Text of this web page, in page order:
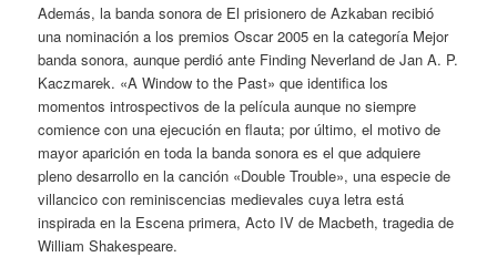
Además, la banda sonora de El prisionero de Azkaban recibió
una nominación a los premios Oscar 2005 en la categoría Mejor
banda sonora, aunque perdió ante Finding Neverland de Jan A. P.
Kaczmarek. «A Window to the Past» que identifica los
momentos introspectivos de la película aunque no siempre
comience con una ejecución en flauta; por último, el motivo de
mayor aparición en toda la banda sonora es el que adquiere
pleno desarrollo en la canción «Double Trouble», una especie de
villancico con reminiscencias medievales cuya letra está
inspirada en la Escena primera, Acto IV de Macbeth, tragedia de
William Shakespeare.